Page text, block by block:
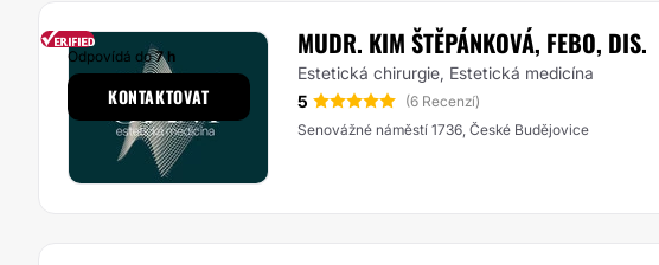
MUDR. KIM ŠTĚPÁNKOVÁ, FEBO, DIS.
Estetická chirurgie, Estetická medicína
5
(6 Recenzí)
Senovážné náměstí 1736, České Budějovice
Odpovídá do7 h
KONTAKTOVAT